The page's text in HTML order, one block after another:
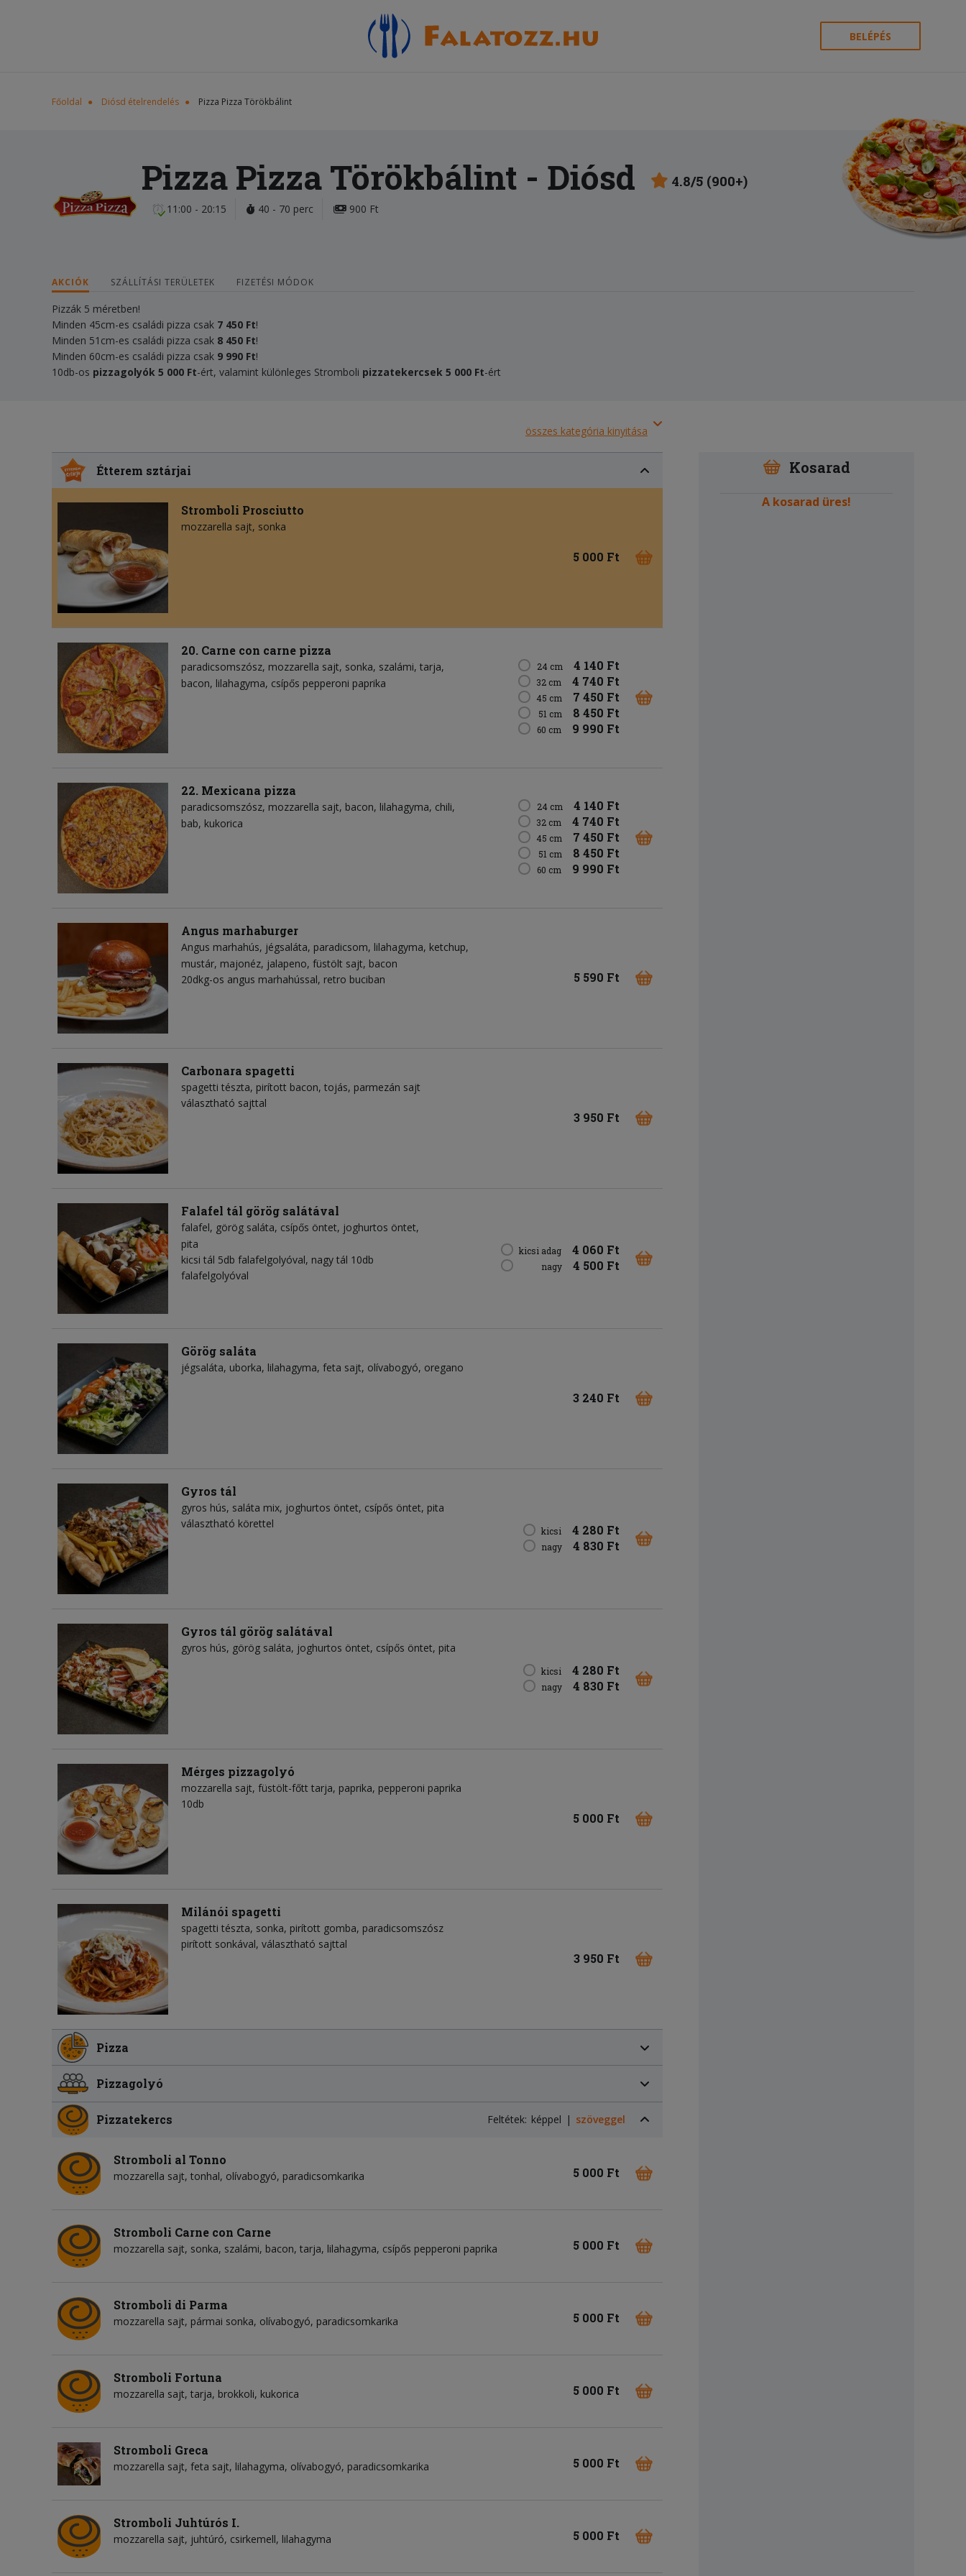
BELÉPÉS
Főoldal Diósd ételrendelés Pizza Pizza Törökbálint
Pizza Pizza Törökbálint - Diósd 4.8/5 (900+)
11:00 - 20:15 40 - 70 perc 900 Ft
AKCIÓK SZÁLLÍTÁSI TERÜLETEK FIZETÉSI MÓDOK
Pizzák 5 méretben!
Minden 45cm-es családi pizza csak 7 450 Ft!
Minden 51cm-es családi pizza csak 8 450 Ft!
Minden 60cm-es családi pizza csak 9 990 Ft!
10db-os pizzagolyók 5 000 Ft-ért, valamint különleges Stromboli pizzatekercsek 5 000 Ft-ért
összes kategória kinyitása
Étterem sztárjai
Stromboli Prosciutto
mozzarella sajt sonka
5 000 Ft
20. Carne con carne pizza
paradicsomszósz mozzarella sajt sonka szalámi tarja
bacon lilahagyma csípős pepperoni paprika
24 cm 4 140 Ft
32 cm 4 740 Ft
45 cm 7 450 Ft
51 cm 8 450 Ft
60 cm 9 990 Ft
22. Mexicana pizza
paradicsomszósz mozzarella sajt bacon lilahagyma chili
bab kukorica
24 cm 4 140 Ft
32 cm 4 740 Ft
45 cm 7 450 Ft
51 cm 8 450 Ft
60 cm 9 990 Ft
Angus marhaburger
Angus marhahús jégsaláta paradicsom lilahagyma ketchup
mustár majonéz jalapeno füstölt sajt bacon
20dkg-os angus marhahússal, retro buciban
5 590 Ft
Carbonara spagetti
spagetti tészta pirított bacon tojás parmezán sajt
választható sajttal
3 950 Ft
Falafel tál görög salátával
falafel görög saláta csípős öntet joghurtos öntet
pita
kicsi tál 5db falafelgolyóval, nagy tál 10db
falafelgolyóval
kicsi adag 4 060 Ft
nagy 4 500 Ft
Görög saláta
jégsaláta uborka lilahagyma feta sajt olívabogyó oregano
3 240 Ft
Gyros tál
gyros hús saláta mix joghurtos öntet csípős öntet pita
választható körettel
kicsi 4 280 Ft
nagy 4 830 Ft
Gyros tál görög salátával
gyros hús görög saláta joghurtos öntet csípős öntet pita
kicsi 4 280 Ft
nagy 4 830 Ft
Mérges pizzagolyó
mozzarella sajt füstölt-főtt tarja paprika pepperoni paprika
10db
5 000 Ft
Milánói spagetti
spagetti tészta sonka pirított gomba paradicsomszósz
pirított sonkával, választható sajttal
3 950 Ft
Pizza
Pizzagolyó
Pizzatekercs Feltétek: képpel szöveggel
Stromboli al Tonno
mozzarella sajt tonhal olívabogyó paradicsomkarika 5 000 Ft
Stromboli Carne con Carne
mozzarella sajt sonka szalámi bacon tarja lilahagyma csípős pepperoni paprika 5 000 Ft
Stromboli di Parma
mozzarella sajt pármai sonka olívabogyó paradicsomkarika 5 000 Ft
Stromboli Fortuna
mozzarella sajt tarja brokkoli kukorica 5 000 Ft
Stromboli Greca
mozzarella sajt feta sajt lilahagyma olívabogyó paradicsomkarika 5 000 Ft
Stromboli Juhtúrós I.
mozzarella sajt juhtúró csirkemell lilahagyma 5 000 Ft
Kosarad
A kosarad üres!